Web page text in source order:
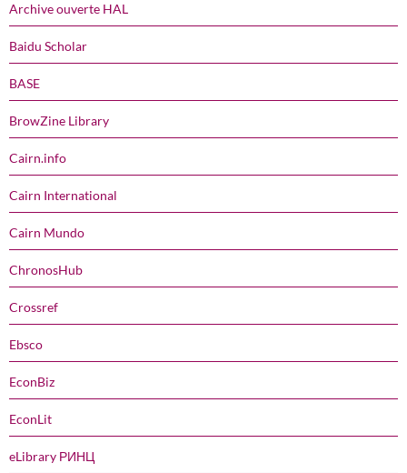
Archive ouverte HAL
Baidu Scholar
BASE
BrowZine Library
Cairn.info
Cairn International
Cairn Mundo
ChronosHub
Crossref
Ebsco
EconBiz
EconLit
eLibrary РИНЦ